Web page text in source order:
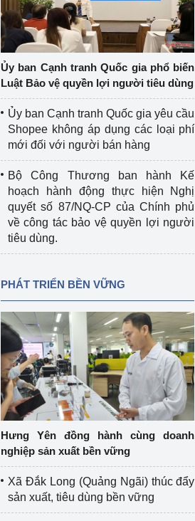
Ủy ban Cạnh tranh Quốc gia phổ biến
Luật Bảo vệ quyền lợi người tiêu dùng
Ủy ban Cạnh tranh Quốc gia yêu cầu
Shopee không áp dụng các loại phí
mới đối với người bán hàng
Bộ Công Thương ban hành Kế
hoạch hành động thực hiện Nghị
quyết số 87/NQ-CP của Chính phủ
về công tác bảo vệ quyền lợi người
tiêu dùng.
PHÁT TRIỂN BỀN VỮNG
Hưng Yên đồng hành cùng doanh
nghiệp sản xuất bền vững
Xã Đắk Long (Quảng Ngãi) thúc đẩy
sản xuất, tiêu dùng bền vững